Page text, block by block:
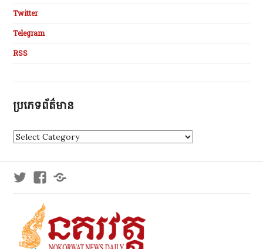
Twitter
Telegram
RSS
ប្រភេទព័ត៌មាន
ប្
រ
ព័
TwitterFacebook